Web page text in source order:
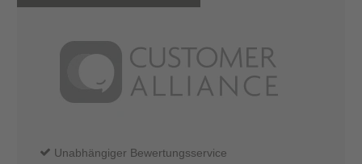
Unabhängiger Bewertungsservice